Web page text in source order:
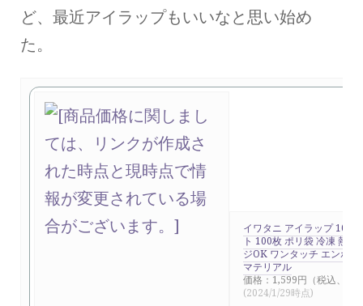
ど、最近アイラップもいいなと思い始め
た。
イワタニ アイラップ 100
ト 100枚 ポリ袋 冷凍 熱湯
ジOK ワンタッチ エンボス
マテリアル
価格：1,599円（税込、送
(2024/1/29時点)